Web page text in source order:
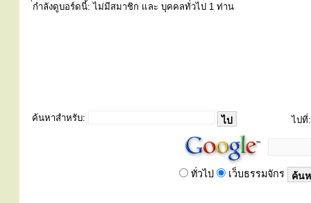
่กำลังดูบอร์ดนี้: ไม่มีสมาชิก และ บุคคลทั่วไป 1 ท่าน
ค้นหาสำหรับ: ไปที่:
ทั่วไป เว็บธรรมจักร